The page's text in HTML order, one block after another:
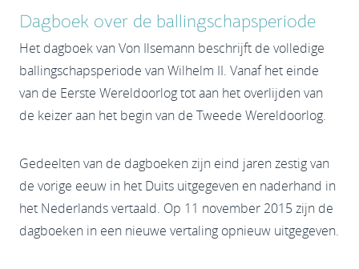
Dagboek over de ballingschapsperiode
Het dagboek van Von Ilsemann beschrijft de volledige
ballingschapsperiode van Wilhelm II. Vanaf het einde
van de Eerste Wereldoorlog tot aan het overlijden van
de keizer aan het begin van de Tweede Wereldoorlog.
Gedeelten van de dagboeken zijn eind jaren zestig van
de vorige eeuw in het Duits uitgegeven en naderhand in
het Nederlands vertaald. Op 11 november 2015 zijn de
dagboeken in een nieuwe vertaling opnieuw uitgegeven.